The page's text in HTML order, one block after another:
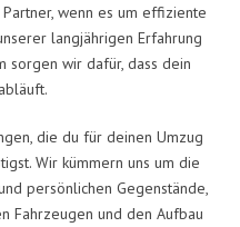
wenn es um effiziente
langjährigen Erfahrung
sorgen wir dafür, dass dein
die du für deinen Umzug
Wir kümmern uns um die
persönlichen Gegenstände,
Fahrzeugen und den Aufbau